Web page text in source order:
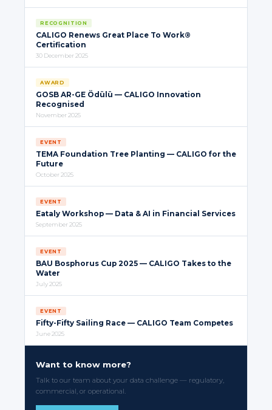
RECOGNITION
CALIGO Renews Great Place To Work®
Certification
30 December 2025
AWARD
GOSB AR-GE Ödülü — CALIGO Innovation
Recognised
November 2025
EVENT
TEMA Foundation Tree Planting — CALIGO for the
Future
October 2025
EVENT
Eataly Workshop — Data & AI in Financial Services
September 2025
EVENT
BAU Bosphorus Cup 2025 — CALIGO Takes to the
Water
July 2025
EVENT
Fifty-Fifty Sailing Race — CALIGO Team Competes
June 2025
Want to know more?
Talk to our team about your data challenge — regulatory,
commercial, or operational.